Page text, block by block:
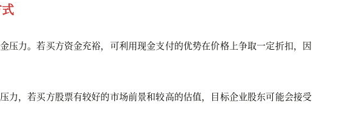
力。若买方资金充裕，可利用现金支付的优势在价格上争取一定折扣，因
，若买方股票有较好的市场前景和较高的估值，目标企业股东可能会接受